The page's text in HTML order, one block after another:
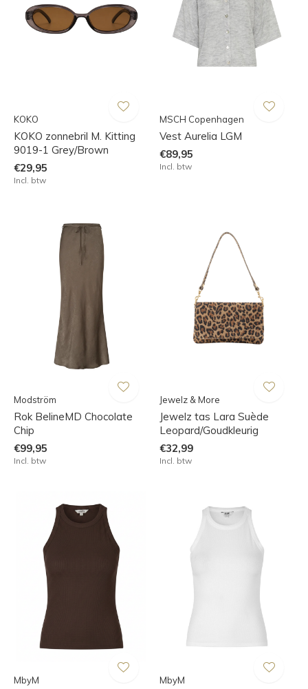
KOKO
KOKO zonnebril M. Kitting
9019-1 Grey/Brown
€29,95
Incl. btw
MSCH Copenhagen
Vest Aurelia LGM
€89,95
Incl. btw
Modström
Rok BelineMD Chocolate
Chip
€99,95
Incl. btw
Jewelz & More
Jewelz tas Lara Suède
Leopard/Goudkleurig
€32,99
Incl. btw
MbyM MbyM